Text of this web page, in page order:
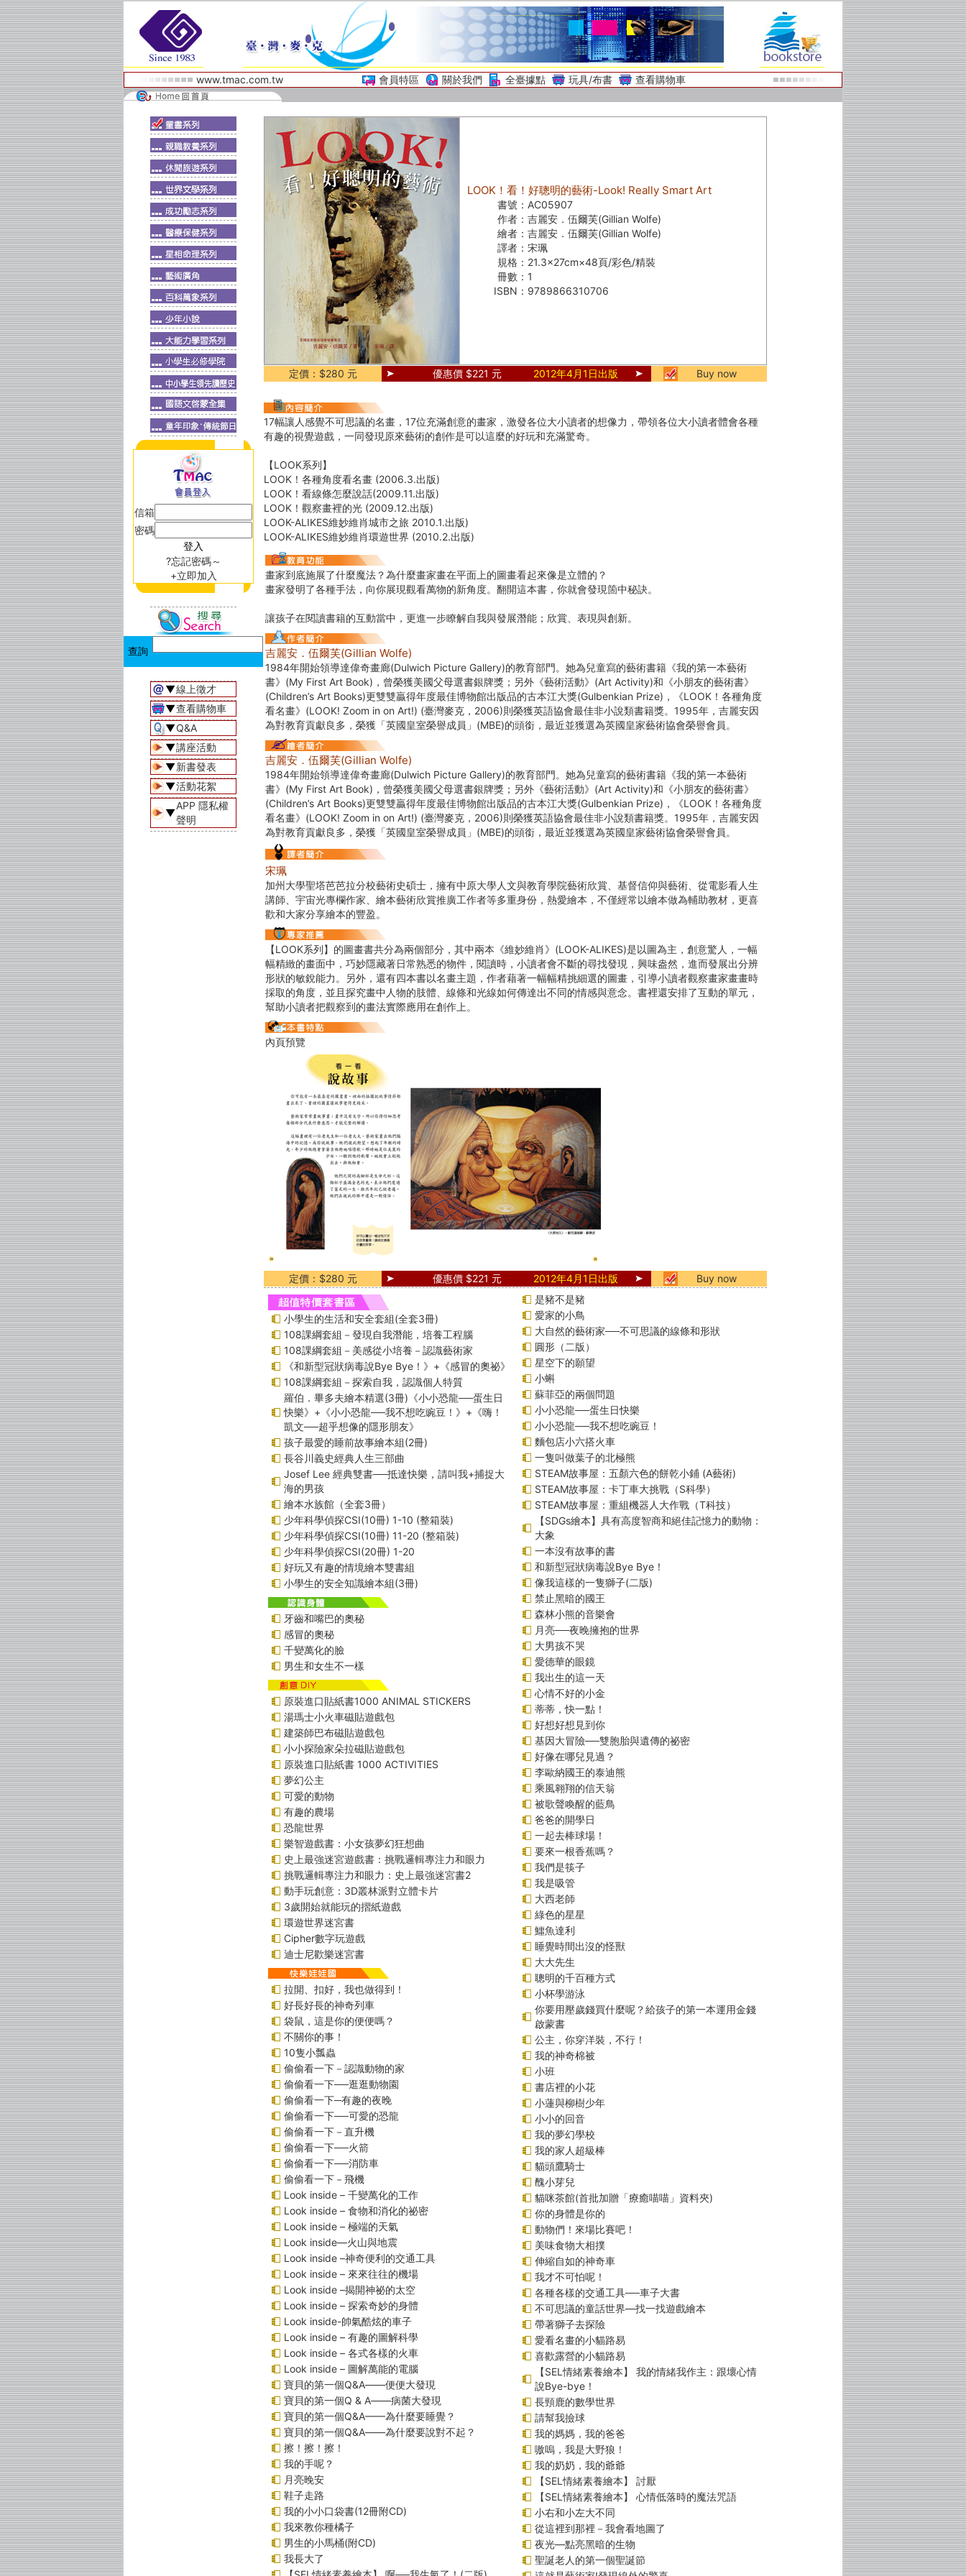
www.tmac.com.tw 會員特區 關於我們 全臺據點 玩具/布書 查看購物車
信箱
密碼
?忘記密碼～
+立即加入
▼線上徵才
▼查看購物車
▼Q&A
▼講座活動
▼新書發表
▼活動花絮
▼
APP 隱私權
聲明
LOOK！看！好聰明的藝術-Look! Really Smart Art
書號： AC05907
作者： 吉麗安．伍爾芙(Gillian Wolfe)
繪者： 吉麗安．伍爾芙(Gillian Wolfe)
譯者： 宋珮
規格： 21.3×27cm×48頁/彩色/精裝
冊數： 1
ISBN： 9789866310706
定價：$280 元 優惠價 $221 元 2012年4月1日出版 Buy now
17幅讓人感覺不可思議的名畫，17位充滿創意的畫家，激發各位大小讀者的想像力，帶領各位大小讀者體會各種
有趣的視覺遊戲，一同發現原來藝術的創作是可以這麼的好玩和充滿驚奇。
【LOOK系列】
LOOK！各種角度看名畫 (2006.3.出版)
LOOK！看線條怎麼說話(2009.11.出版)
LOOK！觀察畫裡的光 (2009.12.出版)
LOOK-ALIKES維妙維肖城市之旅 2010.1.出版)
LOOK-ALIKES維妙維肖環遊世界 (2010.2.出版)
畫家到底施展了什麼魔法？為什麼畫家畫在平面上的圖畫看起來像是立體的？
畫家發明了各種手法，向你展現觀看萬物的新角度。翻開這本書，你就會發現箇中秘訣。
讓孩子在閱讀書籍的互動當中，更進一步瞭解自我與發展潛能；欣賞、表現與創新。
吉麗安．伍爾芙(Gillian Wolfe)
1984年開始領導達偉奇畫廊(Dulwich Picture Gallery)的教育部門。她為兒童寫的藝術書籍《我的第一本藝術
書》(My First Art Book)，曾榮獲美國父母選書銀牌獎；另外《藝術活動》(Art Activity)和《小朋友的藝術書》
(Children’s Art Books)更雙雙贏得年度最佳博物館出版品的古本江大獎(Gulbenkian Prize)，《LOOK！各種角度
看名畫》(LOOK! Zoom in on Art!) (臺灣麥克，2006)則榮獲英語協會最佳非小說類書籍獎。1995年，吉麗安因
為對教育貢獻良多，榮獲「英國皇室榮譽成員」(MBE)的頭銜，最近並獲選為英國皇家藝術協會榮譽會員。
吉麗安．伍爾芙(Gillian Wolfe)
1984年開始領導達偉奇畫廊(Dulwich Picture Gallery)的教育部門。她為兒童寫的藝術書籍《我的第一本藝術
書》(My First Art Book)，曾榮獲美國父母選書銀牌獎；另外《藝術活動》(Art Activity)和《小朋友的藝術書》
(Children’s Art Books)更雙雙贏得年度最佳博物館出版品的古本江大獎(Gulbenkian Prize)，《LOOK！各種角度
看名畫》(LOOK! Zoom in on Art!) (臺灣麥克，2006)則榮獲英語協會最佳非小說類書籍獎。1995年，吉麗安因
為對教育貢獻良多，榮獲「英國皇室榮譽成員」(MBE)的頭銜，最近並獲選為英國皇家藝術協會榮譽會員。
宋珮
加州大學聖塔芭芭拉分校藝術史碩士，擁有中原大學人文與教育學院藝術欣賞、基督信仰與藝術、從電影看人生
講師、宇宙光專欄作家、繪本藝術欣賞推廣工作者等多重身份，熱愛繪本，不僅經常以繪本做為輔助教材，更喜
歡和大家分享繪本的豐盈。
【LOOK系列】的圖畫書共分為兩個部分，其中兩本《維妙維肖》(LOOK-ALIKES)是以圖為主，創意驚人，一幅
幅精緻的畫面中，巧妙隱藏著日常熟悉的物件，閱讀時，小讀者會不斷的尋找發現，興味盎然，進而發展出分辨
形狀的敏銳能力。另外，還有四本書以名畫主題，作者藉著一幅幅精挑細選的圖畫，引導小讀者觀察畫家畫畫時
採取的角度，並且探究畫中人物的肢體、線條和光線如何傳達出不同的情感與意念。書裡還安排了互動的單元，
幫助小讀者把觀察到的畫法實際應用在創作上。
內頁預覽
定價：$280 元 優惠價 $221 元 2012年4月1日出版 Buy now
小學生的生活和安全套組(全套3冊)
108課綱套組－發現自我潛能，培養工程腦
108課綱套組－美感從小培養－認識藝術家
《和新型冠狀病毒說Bye Bye！》+《感冒的奧祕》
108課綱套組－探索自我，認識個人特質
羅伯．畢多夫繪本精選(3冊)《小小恐龍──蛋生日
快樂》+《小小恐龍──我不想吃豌豆！》+《嗨！
凱文──超乎想像的隱形朋友》
孩子最愛的睡前故事繪本組(2冊)
長谷川義史經典人生三部曲
Josef Lee 經典雙書──抵達快樂，請叫我+捕捉大
海的男孩
繪本水族館（全套3冊）
少年科學偵探CSI(10冊) 1-10 (整箱裝)
少年科學偵探CSI(10冊) 11-20 (整箱裝)
少年科學偵探CSI(20冊) 1-20
好玩又有趣的情境繪本雙書組
小學生的安全知識繪本組(3冊)
牙齒和嘴巴的奧秘
感冒的奧秘
千變萬化的臉
男生和女生不一樣
原裝進口貼紙書1000 ANIMAL STICKERS
湯瑪士小火車磁貼遊戲包
建築師巴布磁貼遊戲包
小小探險家朵拉磁貼遊戲包
原裝進口貼紙書 1000 ACTIVITIES
夢幻公主
可愛的動物
有趣的農場
恐龍世界
樂智遊戲書：小女孩夢幻狂想曲
史上最強迷宮遊戲書：挑戰邏輯專注力和眼力
挑戰邏輯專注力和眼力：史上最強迷宮書2
動手玩創意：3D叢林派對立體卡片
3歲開始就能玩的摺紙遊戲
環遊世界迷宮書
Cipher數字玩遊戲
迪士尼歡樂迷宮書
拉開、扣好，我也做得到！
好長好長的神奇列車
袋鼠，這是你的便便嗎？
不關你的事！
10隻小瓢蟲
偷偷看一下－認識動物的家
偷偷看一下──逛逛動物園
偷偷看一下─有趣的夜晚
偷偷看一下──可愛的恐龍
偷偷看一下－直升機
偷偷看一下──火箭
偷偷看一下──消防車
偷偷看一下－飛機
Look inside – 千變萬化的工作
Look inside – 食物和消化的祕密
Look inside – 極端的天氣
Look inside—火山與地震
Look inside –神奇便利的交通工具
Look inside – 來來往往的機場
Look inside –揭開神祕的太空
Look inside – 探索奇妙的身體
Look inside-帥氣酷炫的車子
Look inside – 有趣的圖解科學
Look inside – 各式各樣的火車
Look inside – 圖解萬能的電腦
寶貝的第一個Q&A――便便大發現
寶貝的第一個Q & A――病菌大發現
寶貝的第一個Q&A——為什麼要睡覺？
寶貝的第一個Q&A――為什麼要說對不起？
擦！擦！擦！
我的手呢？
月亮晚安
鞋子走路
我的小小口袋書(12冊附CD)
我來教你種橘子
男生的小馬桶(附CD)
我長大了
是豬不是豬
愛家的小鳥
大自然的藝術家──不可思議的線條和形狀
圓形（二版）
星空下的願望
小蝌
蘇菲亞的兩個問題
小小恐龍──蛋生日快樂
小小恐龍──我不想吃豌豆！
麵包店小六搭火車
一隻叫做葉子的北極熊
STEAM故事屋：五顏六色的餅乾小鋪 (A藝術)
STEAM故事屋：卡丁車大挑戰（S科學）
STEAM故事屋：重組機器人大作戰（T科技）
【SDGs繪本】具有高度智商和絕佳記憶力的動物：
大象
一本沒有故事的書
和新型冠狀病毒說Bye Bye！
像我這樣的一隻獅子(二版)
禁止黑暗的國王
森林小熊的音樂會
月亮──夜晚擁抱的世界
大男孩不哭
愛德華的眼鏡
我出生的這一天
心情不好的小金
蒂蒂，快一點！
好想好想見到你
基因大冒險──雙胞胎與遺傳的祕密
好像在哪兒見過？
李歐納國王的泰迪熊
乘風翱翔的信天翁
被歌聲喚醒的藍鳥
爸爸的開學日
一起去棒球場！
要來一根香蕉嗎？
我們是筷子
我是吸管
大西老師
綠色的星星
鱷魚達利
睡覺時間出沒的怪獸
大大先生
聰明的千百種方式
小杯學游泳
你要用壓歲錢買什麼呢？給孩子的第一本運用金錢
啟蒙書
公主，你穿洋裝，不行！
我的神奇棉被
小班
書店裡的小花
小蓮與柳樹少年
小小的回音
我的夢幻學校
我的家人超級棒
貓頭鷹騎士
醜小芽兒
貓咪茶館(首批加贈「療癒喵喵」資料夾)
你的身體是你的
動物們！來場比賽吧！
美味食物大相撲
伸縮自如的神奇車
我才不可怕呢！
各種各樣的交通工具──車子大書
不可思議的童話世界—找一找遊戲繪本
帶著獅子去探險
愛看名畫的小貓路易
喜歡露營的小貓路易
【SEL情緒素養繪本】 我的情緒我作主：跟壞心情
說Bye-bye！
長頸鹿的數學世界
請幫我撿球
我的媽媽，我的爸爸
嗷嗚，我是大野狼！
我的奶奶，我的爺爺
【SEL情緒素養繪本】 討厭
【SEL情緒素養繪本】 心情低落時的魔法咒語
小右和小左大不同
從這裡到那裡－我會看地圖了
夜光—點亮黑暗的生物
聖誕老人的第一個聖誕節